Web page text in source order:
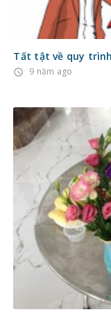
Tất tật về quy
access_time 9 năm ago